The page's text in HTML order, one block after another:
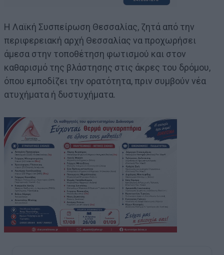
Η Λαϊκή Συσπείρωση Θεσσαλίας, ζητά από την
περιφερειακή αρχή Θεσσαλίας να προχωρήσει
άμεσα στην τοποθέτηση φωτισμού και στον
καθαρισμό της βλάστησης στις άκρες του δρόμου,
όπου εμποδίζει την ορατότητα, πριν συμβούν νέα
ατυχήματα ή δυστυχήματα.